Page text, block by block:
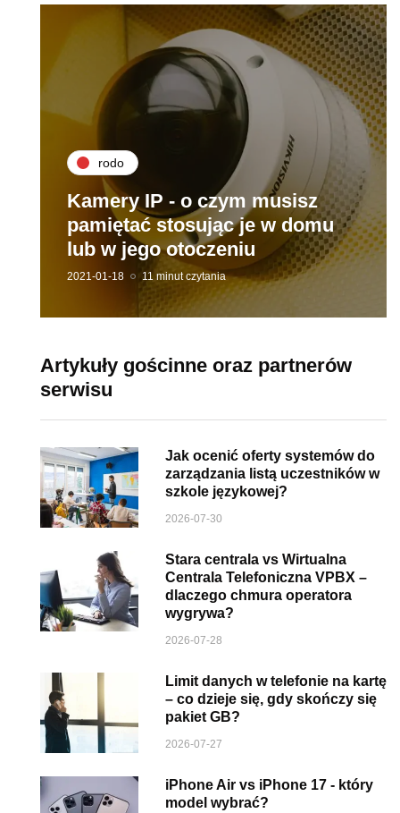
rodo
Kamery IP - o czym musisz
pamiętać stosując je w domu
lub w jego otoczeniu
2021-01-18 11 minut czytania
Artykuły gościnne oraz partnerów
serwisu
Jak ocenić oferty systemów do
zarządzania listą uczestników w
szkole językowej?
2026-07-30
Stara centrala vs Wirtualna
Centrala Telefoniczna VPBX –
dlaczego chmura operatora
wygrywa?
2026-07-28
Limit danych w telefonie na kartę
– co dzieje się, gdy skończy się
pakiet GB?
2026-07-27
iPhone Air vs iPhone 17 - który
model wybrać?